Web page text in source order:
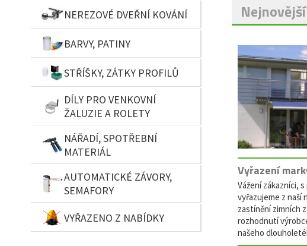
NEREZOVÉ DVEŘNÍ KOVÁNÍ
BARVY, PATINY
STŘÍŠKY, ZÁTKY PROFILŮ
DÍLY PRO VENKOVNÍ
ŽALUZIE A ROLETY
NÁŘADÍ, SPOTŘEBNÍ
MATERIÁL
AUTOMATICKÉ ZÁVORY,
SEMAFORY
VYŘAZENO Z NABÍDKY
Vyřazení
Vážení zákazníci,
vyřazujeme z naší
zastínění zimních
rozhodnutí
našeho